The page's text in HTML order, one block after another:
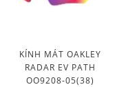
KÍNH MÁT OAKLEY
RADAR EV PATH
OO9208-05(38)